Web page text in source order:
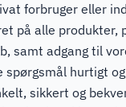
forbruger eller
på alle produkter,
samt adgang til
hurtigt
sikkert og